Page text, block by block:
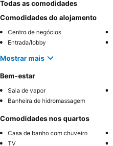
Todas as comodidades
Comodidades do alojamento
Centro de negócios
Entrada/lobby
Mostrar mais
Bem-estar
Sala de vapor
Banheira de hidromassagem
Comodidades nos quartos
Casa de banho com chuveiro
TV